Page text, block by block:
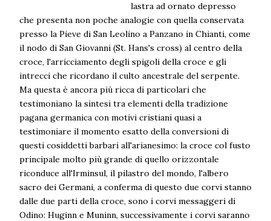
lastra ad ornato depresso
che presenta non poche analogie con quella conservata
presso la Pieve di San Leolino a Panzano in Chianti, come
il nodo di San Giovanni (St. Hans's cross) al centro della
croce, l'arricciamento degli spigoli della croce e gli
intrecci che ricordano il culto ancestrale del serpente.
Ma questa è ancora più ricca di particolari che
testimoniano la sintesi tra elementi della tradizione
pagana germanica con motivi cristiani quasi a
testimoniare il momento esatto della conversioni di
questi cosiddetti barbari all'arianesimo: la croce col fusto
principale molto più grande di quello orizzontale
riconduce all'Irminsul, il pilastro del mondo, l'albero
sacro dei Germani, a conferma di questo due corvi stanno
dalle due parti della croce, sono i corvi messaggeri di
Odino: Huginn e Muninn, successivamente i corvi saranno